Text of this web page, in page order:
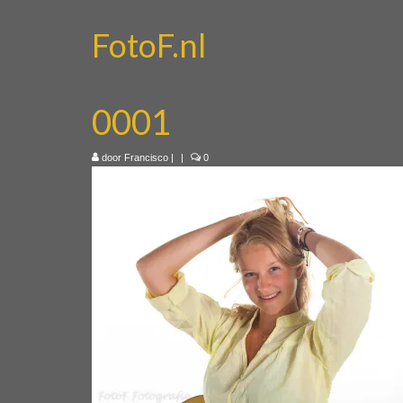
FotoF.nl
0001
door Francisco | | 0